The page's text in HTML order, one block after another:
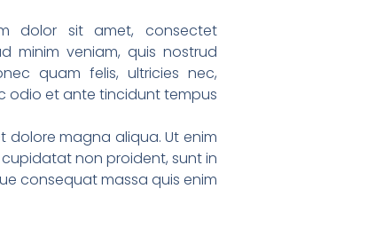
dolor sit amet, consectet
minim veniam, quis nostrud
quam felis, ultricies nec,
odio et ante tincidunt tempus.
dolore magna aliqua. Ut enim
non proident, sunt in
consequat massa quis enim.